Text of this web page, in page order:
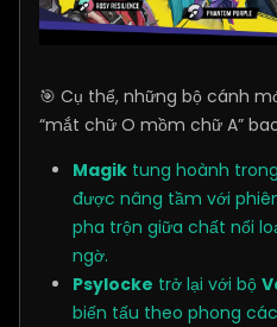
🎯 Cụ thể, những bộ cánh
“mắt chữ O mồm chữ A”
Magik tung hoành
được nâng tầm với
pha trộn giữa chất nổi
ngờ.
Psylocke trở lại với bộ
biến tấu theo phong